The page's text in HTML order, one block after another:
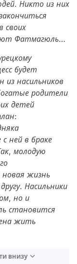
Никто из них
своих
Фатмагюль…
будет
из насильников
родители
детей
ней в браке
молодую
новая жизнь
Насильники
но и
становится
жить
внизу